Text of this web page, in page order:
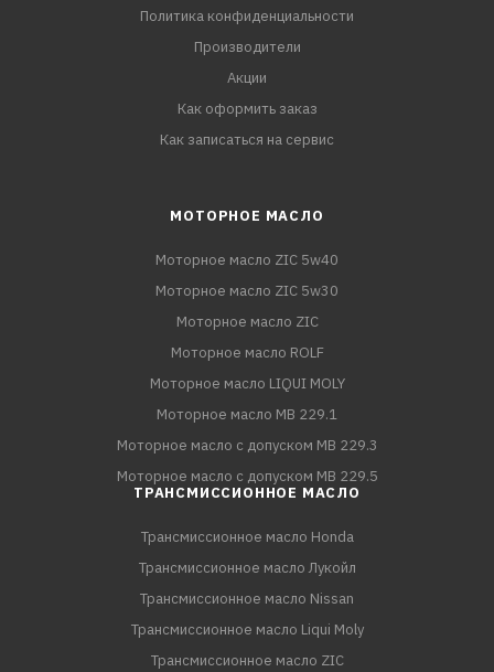
Политика конфиденциальности
Производители
Акции
Как оформить заказ
Как записаться на сервис
МОТОРНОЕ МАСЛО
Моторное масло ZIC 5w40
Моторное масло ZIC 5w30
Моторное масло ZIC
Моторное масло ROLF
Моторное масло LIQUI MOLY
Моторное масло MB 229.1
Моторное масло с допуском MB 229.3
Моторное масло с допуском MB 229.5
ТРАНСМИССИОННОЕ МАСЛО
Трансмиссионное масло Honda
Трансмиссионное масло Лукойл
Трансмиссионное масло Nissan
Трансмиссионное масло Liqui Moly
Трансмиссионное масло ZIC